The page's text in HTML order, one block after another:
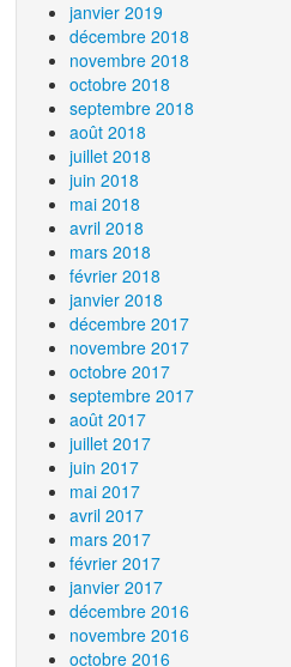
janvier 2019
décembre 2018
novembre 2018
octobre 2018
septembre 2018
août 2018
juillet 2018
juin 2018
mai 2018
avril 2018
mars 2018
février 2018
janvier 2018
décembre 2017
novembre 2017
octobre 2017
septembre 2017
août 2017
juillet 2017
juin 2017
mai 2017
avril 2017
mars 2017
février 2017
janvier 2017
décembre 2016
novembre 2016
octobre 2016